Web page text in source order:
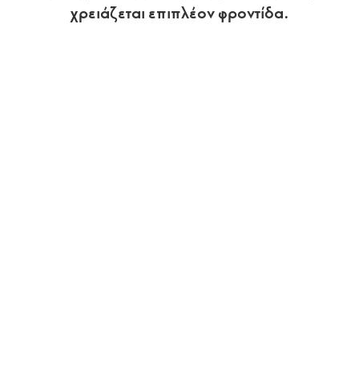
χρειάζεται επιπλέον φροντίδα.